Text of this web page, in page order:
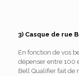
3) Casque de rue
En fonction de vos
dépenser entre 100
Bell Qualifier fait de